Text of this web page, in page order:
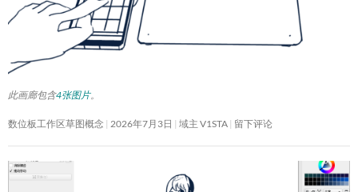
此画廊包含4张图片。
数位板工作区草图概念 2026年7月3日 域主 V1STA 留下评论